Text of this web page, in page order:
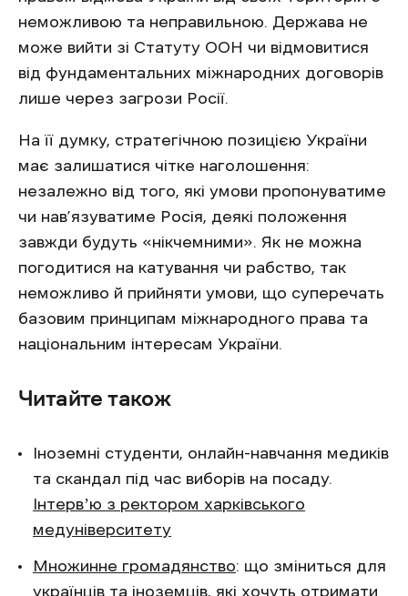
неможливою та неправильною. Держава не
може вийти зі Статуту ООН чи відмовитися
від фундаментальних міжнародних договорів
лише через загрози Росії.
На її думку, стратегічною позицією України
має залишатися чітке наголошення:
незалежно від того, які умови пропонуватиме
чи нав’язуватиме Росія, деякі положення
завжди будуть «нікчемними». Як не можна
погодитися на катування чи рабство, так
неможливо й прийняти умови, що суперечать
базовим принципам міжнародного права та
національним інтересам України.
Читайте також
Іноземні студенти, онлайн-навчання медиків
та скандал під час виборів на посаду.
Інтервʼю з ректором харківського
медуніверситету
Множинне громадянство: що зміниться для
українців та іноземців, які хочуть отримати